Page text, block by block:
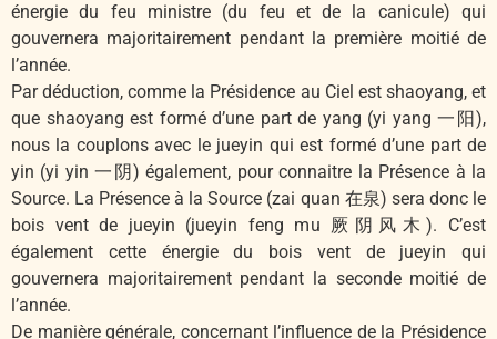
énergie du feu ministre (du feu et de la canicule) qui
gouvernera majoritairement pendant la première moitié de
l’année.
Par déduction, comme la Présidence au Ciel est shaoyang, et
que shaoyang est formé d’une part de yang (yi yang 一阳),
nous la couplons avec le jueyin qui est formé d’une part de
yin (yi yin 一阴) également, pour connaitre la Présence à la
Source. La Présence à la Source (zai quan 在泉) sera donc le
bois vent de jueyin (jueyin feng mu 厥阴风木). C’est
également cette énergie du bois vent de jueyin qui
gouvernera majoritairement pendant la seconde moitié de
l’année.
De manière générale, concernant l’influence de la Présidence